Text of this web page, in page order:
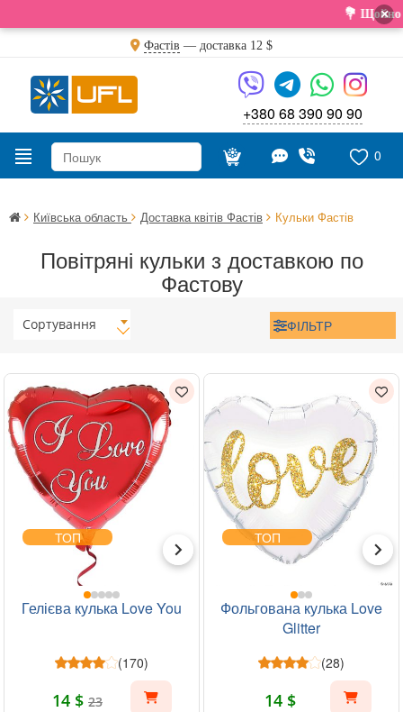
💐 Щойно ×
Фастів — доставка 12 $
+380 68 390 90 90
0
Київська область Доставка квітів Фастів Кульки Фастів
Повітряні кульки з доставкою по
Фастову
Сортування ФІЛЬТР
ТОП
Гелієва кулька Love You
(170)
14 $ 23
ТОП
Фольгована кулька Love
Glitter
(28)
14 $